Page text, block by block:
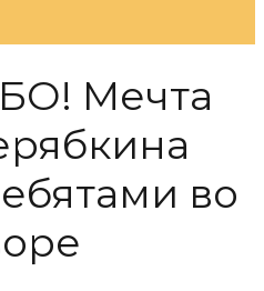
Мечта
во